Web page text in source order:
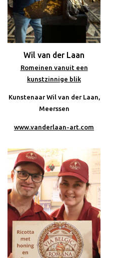
Wil van der Laan
Romeinen vanuit een
kunstzinnige blik
Kunstenaar Wil van der Laan,
Meerssen
www.vanderlaan-art.com